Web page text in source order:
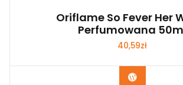
Oriflame So Fever Her
Perfumowana
40,59zł
Zobacz